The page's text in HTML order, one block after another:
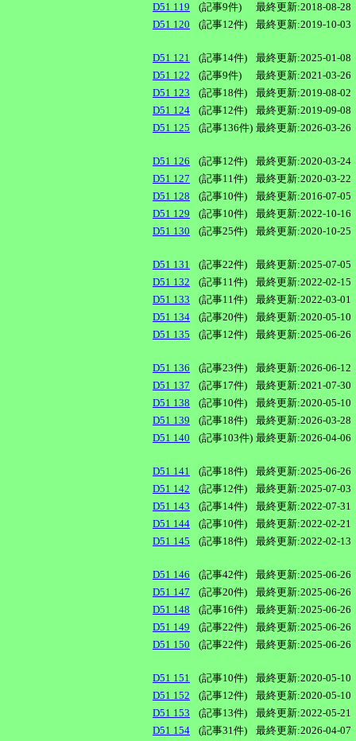
D51 119 (記事9件)
最終更新:2018-08-28
D51 120
(記事12件) 最終更新:2019-10-03
D51 121 (記事14件)
最終更新:2025-01-08
D51 122
(記事9件)
最終更新:2021-03-26
D51 123
(記事18件)
最終更新:2019-08-02
D51 124
(記事12件)
最終更新:2019-09-08
D51 125
(記事136件) 最終更新:2026-03-26
D51 126 (記事12件)
最終更新:2020-03-24
D51 127
(記事11件)
最終更新:2020-03-22
D51 128
(記事10件)
最終更新:2016-07-05
D51 129
(記事10件)
最終更新:2022-10-16
D51 130
(記事25件) 最終更新:2020-10-25
D51 131 (記事22件)
最終更新:2025-07-05
D51 132
(記事11件)
最終更新:2022-02-15
D51 133
(記事11件)
最終更新:2022-03-01
D51 134
(記事20件)
最終更新:2020-05-10
D51 135
(記事12件) 最終更新:2025-06-26
D51 136 (記事23件)
最終更新:2026-06-12
D51 137
(記事17件)
最終更新:2021-07-30
D51 138
(記事10件)
最終更新:2020-05-10
D51 139
(記事18件)
最終更新:2026-03-28
D51 140
(記事103件) 最終更新:2026-04-06
D51 141 (記事18件)
最終更新:2025-06-26
D51 142
(記事12件)
最終更新:2025-07-03
D51 143
(記事14件)
最終更新:2022-07-31
D51 144
(記事10件)
最終更新:2022-02-21
D51 145
(記事18件) 最終更新:2022-02-13
D51 146 (記事42件)
最終更新:2025-06-26
D51 147
(記事20件)
最終更新:2025-06-26
D51 148
(記事16件)
最終更新:2025-06-26
D51 149
(記事22件)
最終更新:2025-06-26
D51 150
(記事22件) 最終更新:2025-06-26
D51 151 (記事10件)
最終更新:2020-05-10
D51 152
(記事12件)
最終更新:2020-05-10
D51 153
(記事13件)
最終更新:2022-05-21
D51 154
(記事31件)
最終更新:2026-04-07